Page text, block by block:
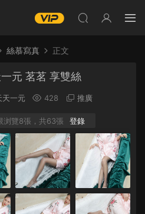
絲慕寫真 正文
元 茗茗 享雙絲
天一元 428 推廣
浏覽8張，共63張 登錄